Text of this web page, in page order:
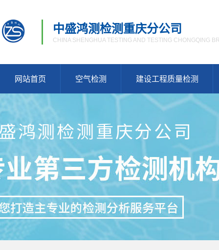
中盛鸿测检测重庆分公司
CHINA SHENGHUA TESTING AND TESTING CHONGQING
网站首页 空气检测 建设工程质量检测